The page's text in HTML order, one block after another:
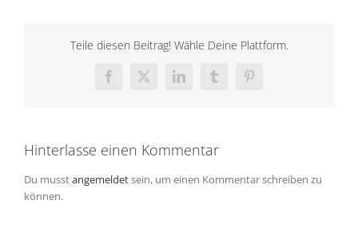
Teile diesen Beitrag! Wähle Deine Plattform.
Facebook
X LinkedInTumblrPinterest
Hinterlasse einen Kommentar
Du musstangemeldetsein, um einen Kommentar schreiben zu
können.